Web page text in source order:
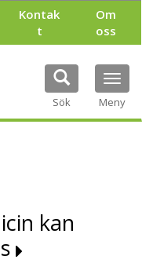
Kontak
t
Om
oss
Sök Meny
kan